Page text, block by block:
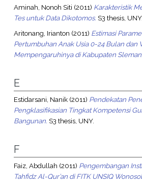
Aminah, Nonoh Siti (2011) Karakteristik
Tes untuk Data Dikotomos. S3 thesis, UNY.
Aritonang, Irianton (2011) Estimasi
Pertumbuhan Anak Usia 0-24 Bulan dan
Mempengaruhinya di Kabupaten Sleman.
E
Estidarsani, Nanik(2011) Pendekatan
Pengklasifikasian Tingkat Kompetensi
Bangunan. S3 thesis, UNY.
F
Faiz, Abdullah (2011) Pengembangan
Tahfidz Al-Qur’an di FITK UNSIQ